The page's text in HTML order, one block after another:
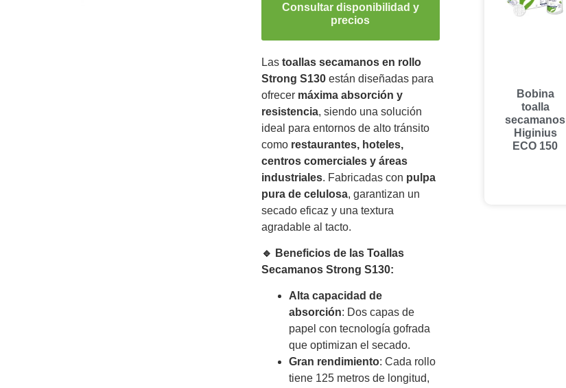
Consultar disponibilidad y
precios
Las toallas secamanos en rollo
Strong S130están diseñadas para
ofrecer máxima absorción y
resistencia, siendo una solución
ideal para entornos de alto tránsito
como restaurantes, hoteles,
centros comerciales y áreas
industriales. Fabricadas con pulpa
pura de celulosa, garantizan un
secado eficaz y una textura
agradable al tacto.
🔹 Beneficios de las Toallas
Secamanos Strong S130:
Alta capacidad de
absorción: Dos capas de
papel con tecnología gofrada
que optimizan el secado.
Gran rendimiento: Cada rollo
tiene 125 metros de longitud,
Bobina
toalla
secamanos
Higinius
ECO 150